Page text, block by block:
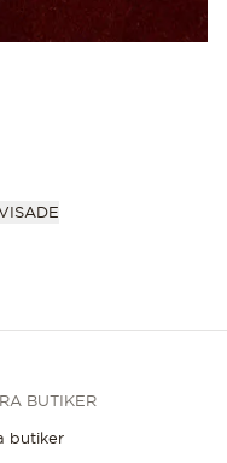
BUTIKER
butiker